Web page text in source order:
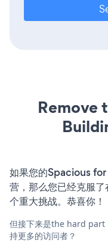
Remove
如果您的Spacious
营，那么您已经克服
个重大挑战。恭喜你！
但接下来是the hard
持更多的访问者？